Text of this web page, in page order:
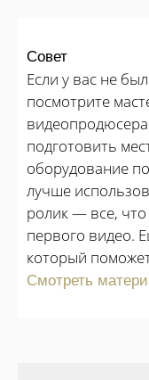
Совет
Если у вас не
посмотрите
подготовить
оборудование
лучше
ролик — все, что
первого видео.
который
Смотреть